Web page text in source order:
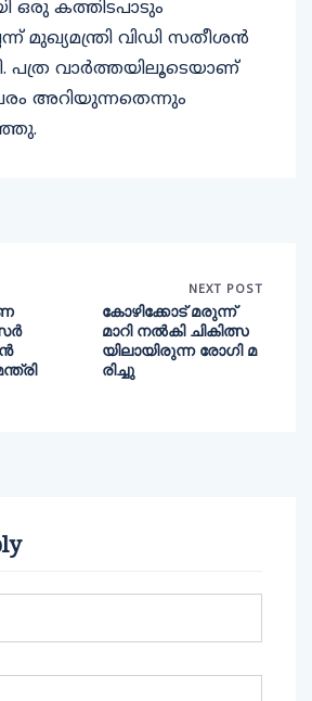
ഒരു കത്തിടപാടും
മുഖ്യമന്ത്രി വിഡി സതീശന്‍
പത്ര വാര്‍ത്തയിലൂടെയാണ്
അറിയുന്നതെന്നും
NEXT POST
കോഴിക്കോട് മരുന്ന്
മാറി നല്‍കി ചികിത്സ
യിലായിരുന്ന രോഗി മ
രിച്ചു